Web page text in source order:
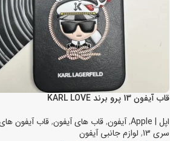
قاب آيفون 13 پرو برند KARL LOVE
اپل | Apple
,آیفون,قاب های آیفون,قاب آیفون
سری 13
, لوازم جانبی آیفون